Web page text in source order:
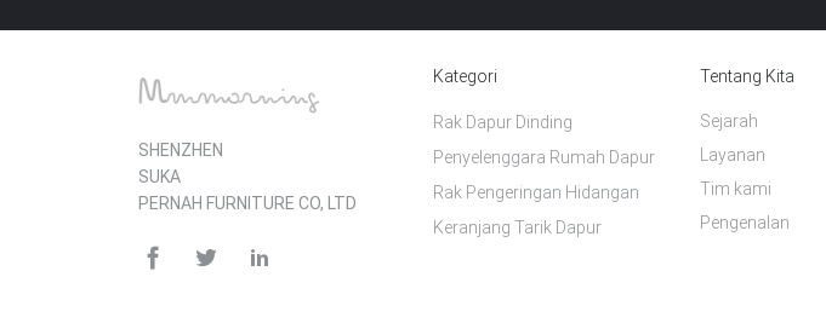
SHENZHEN
SUKA
PERNAH FURNITURE CO, LTD
Kategori
Keranjang Tarik Dapur
Rak Dapur Dinding
Penyelenggara Rumah Dapur
Rak Pengeringan Hidangan
Tentang Kita
Pengenalan
Sejarah
Layanan
Tim kami